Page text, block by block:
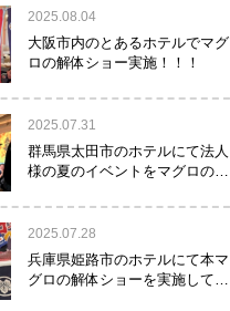
2025.08.04
大阪市内のとあるホテルでマグ
ロの解体ショー実施！！！
2025.07.31
群馬県太田市のホテルにて法人
様の夏のイベントをマグロの解
た！！
2025.07.28
兵庫県姫路市のホテルにて本マ
グロの解体ショーを実施して参